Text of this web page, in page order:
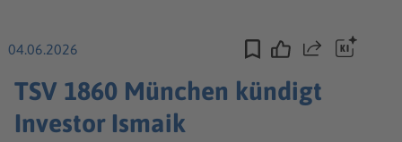
04.06.2026 Teilen
TSV 1860 München kündigt
Investor Ismaik